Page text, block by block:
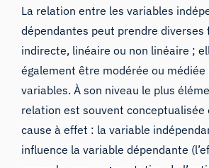
La relation entre les variables
dépendantes peut prendre diverses
indirecte, linéaire ou non linéaire ;
également être modérée ou médiée
variables. À son niveau le plus
relation est souvent conceptualisée
cause à effet : la variable
influence la variable dépendante